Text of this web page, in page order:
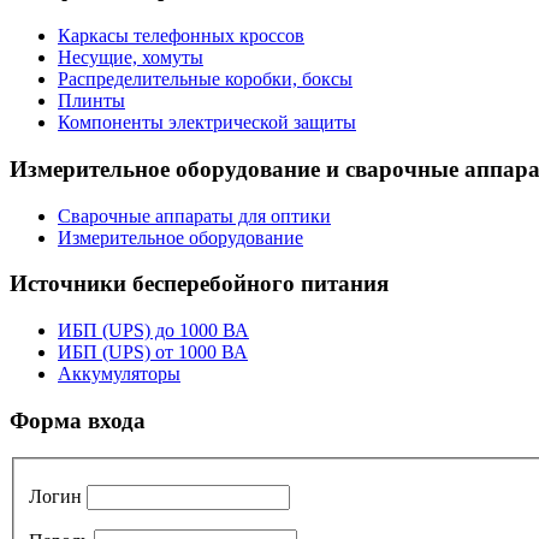
Каркасы телефонных кроссов
Несущие, хомуты
Распределительные коробки, боксы
Плинты
Компоненты электрической защиты
Измерительное оборудование и сварочные
Сварочные аппараты для оптики
Измерительное оборудование
Источники бесперебойного питания
ИБП (UPS) до 1000 ВА
ИБП (UPS) от 1000 ВА
Аккумуляторы
Форма входа
Логин